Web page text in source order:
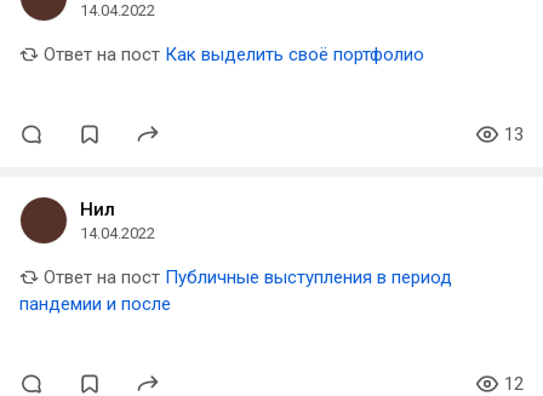
14.04.2022
Ответ на пост Как выделить своё портфолио
13
Нил
14.04.2022
Ответ на пост Публичные выступления в период
пандемии и после
12